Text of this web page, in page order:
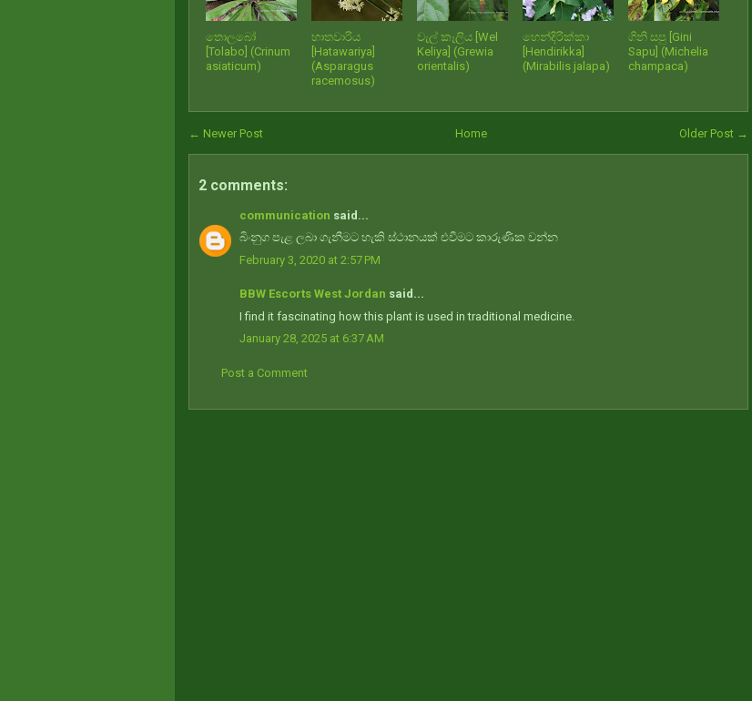
තොලබෝ
[Tolabo] (Crinum
asiaticum)
හාතවාරිය
[Hatawariya]
(Asparagus
racemosus)
වැල් කෑලිය [Wel
Keliya] (Grewia
orientalis)
හෙන්දිරික්කා
[Hendirikka]
(Mirabilis jalapa)
ගිනි සපු [Gini
Sapu] (Michelia
champaca)
← Newer Post Older Post →
Home
2 comments:
communication said...
බිංනුග පැළ ලබා ගැනීමට හැකි ස්ථානයක් එවීමට කාරුණික වන්න
February 3, 2020 at 2:57 PM
BBW Escorts West Jordan said...
I find it fascinating how this plant is used in traditional medicine.
January 28, 2025 at 6:37 AM
Post a Comment